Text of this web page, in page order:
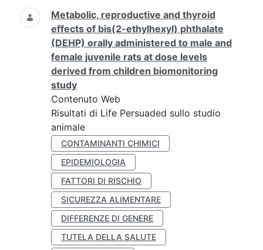
Ricerca
Metabolic, reproductive and thyroid
effects of bis(2-ethylhexyl) phthalate
(DEHP) orally administered to male and
female juvenile rats at dose levels
derived from children biomonitoring
study
Contenuto Web
Risultati di Life Persuaded sullo studio
animale
CONTAMINANTI CHIMICI
EPIDEMIOLOGIA
FATTORI DI RISCHIO
SICUREZZA ALIMENTARE
DIFFERENZE DI GENERE
TUTELA DELLA SALUTE